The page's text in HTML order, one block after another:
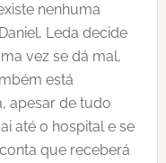
nenhuma
Leda decide
vez se dá mal,
está
apesar de tudo
até o hospital e se
que receberá